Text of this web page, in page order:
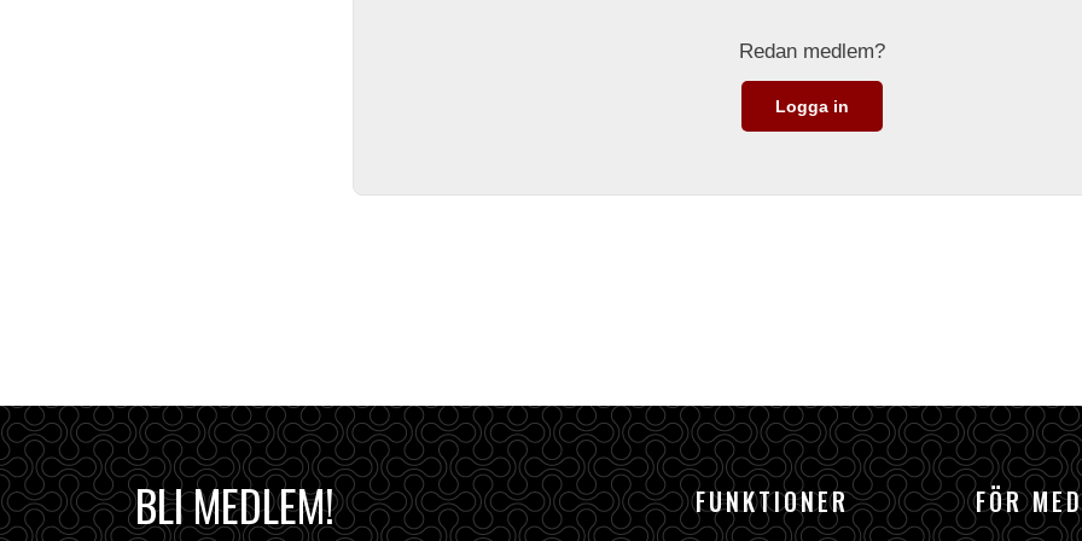
Redan medlem?
Logga in
BLI MEDLEM! FUNKTIONER FÖR